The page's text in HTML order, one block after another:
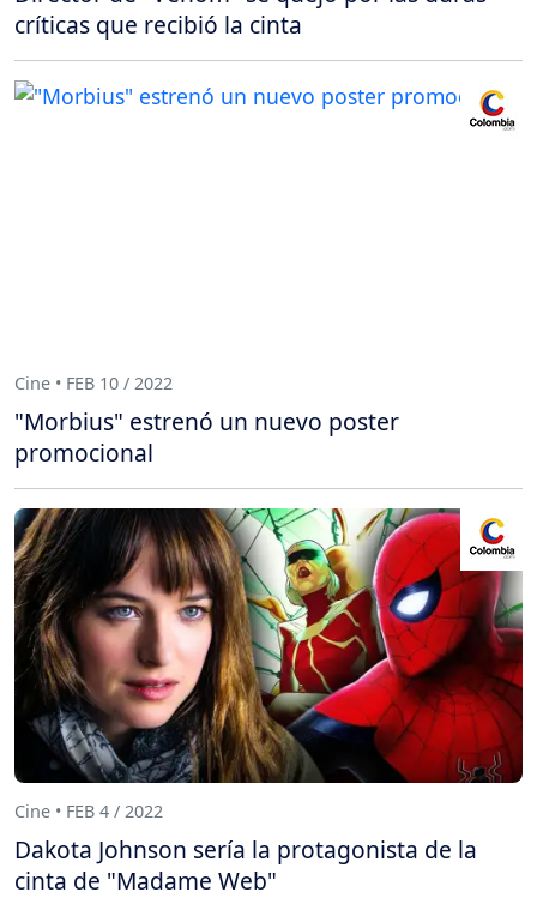
críticas que recibió la cinta
Cine • FEB 10 / 2022
"Morbius" estrenó un nuevo poster
promocional
Cine • FEB 4 / 2022
Dakota Johnson sería la protagonista de la
cinta de "Madame Web"